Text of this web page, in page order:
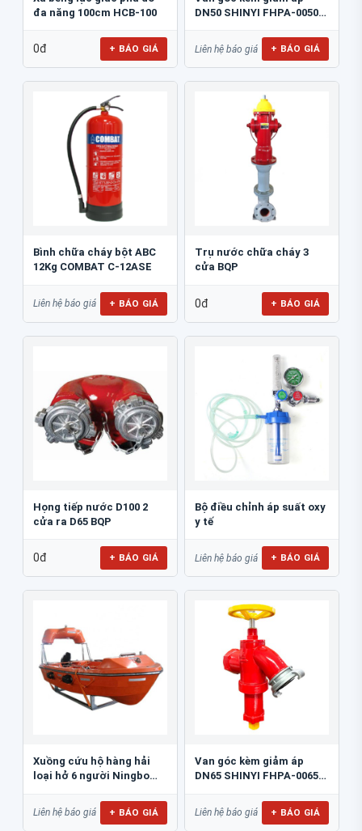
đa năng 100cm HCB-100
0đ + BÁO GIÁ
DN50 SHINYI FHPA-0050-
Liên hệ báo giá + BÁO GIÁ
Bình chữa cháy bột ABC
12Kg COMBAT C-12ASE
Liên hệ báo giá + BÁO GIÁ
Trụ nước chữa cháy 3
cửa BQP
0đ + BÁO GIÁ
Họng tiếp nước D100 2
cửa ra D65 BQP
0đ + BÁO GIÁ
Bộ điều chỉnh áp suất oxy
y tế
Liên hệ báo giá + BÁO GIÁ
Xuồng cứu hộ hàng hải
loại hở 6 người Ningbo
Liên hệ báo giá + BÁO GIÁ
Van góc kèm giảm áp
DN65 SHINYI FHPA-0065-
Liên hệ báo giá + BÁO GIÁ